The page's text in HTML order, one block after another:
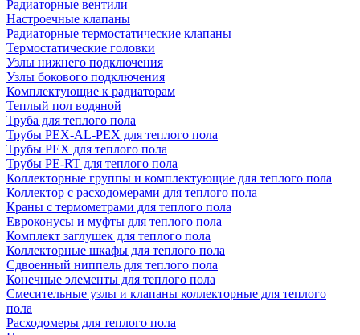
Радиаторные вентили
Настроечные клапаны
Радиаторные термостатические клапаны
Термостатические головки
Узлы нижнего подключения
Узлы бокового подключения
Комплектующие к радиаторам
Теплый пол водяной
Труба для теплого пола
Трубы PEX-AL-PEX для теплого пола
Трубы PEX для теплого пола
Трубы PE-RT для теплого пола
Коллекторные группы и комплектующие для теплого пола
Коллектор с расходомерами для теплого пола
Краны с термометрами для теплого пола
Евроконусы и муфты для теплого пола
Комплект заглушек для теплого пола
Коллекторные шкафы для теплого пола
Сдвоенный ниппель для теплого пола
Конечные элементы для теплого пола
Смесительные узлы и клапаны коллекторные для теплого
пола
Расходомеры для теплого пола